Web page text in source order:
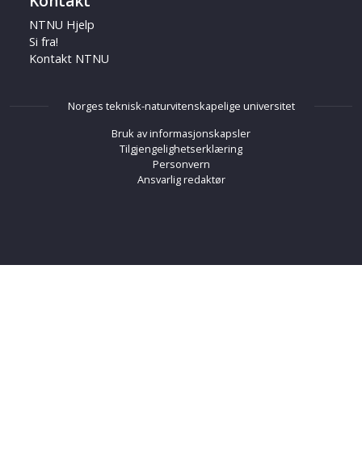
NTNU Hjelp
Si fra!
Kontakt NTNU
Norges teknisk-naturvitenskapelige universitet
Bruk av informasjonskapsler
Tilgjengelighetserklæring
Personvern
Ansvarlig redaktør